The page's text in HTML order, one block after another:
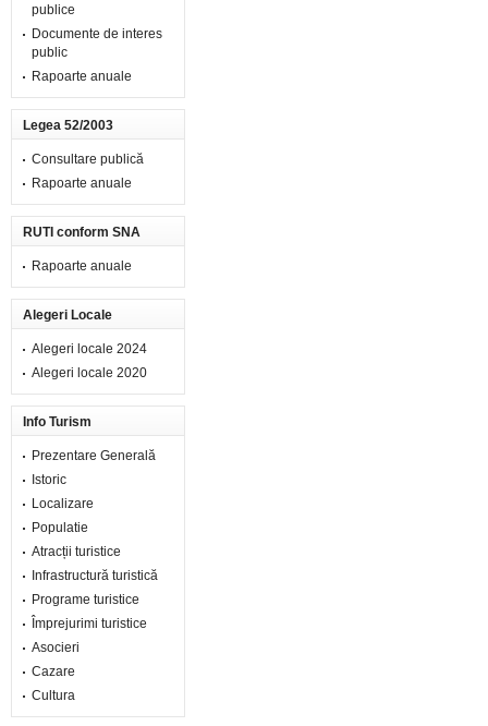
publice
Documente de interes
public
Rapoarte anuale
Legea 52/2003
Consultare publică
Rapoarte anuale
RUTI conform SNA
Rapoarte anuale
Alegeri Locale
Alegeri locale 2024
Alegeri locale 2020
Info Turism
Prezentare Generală
Istoric
Localizare
Populatie
Atracții turistice
Infrastructură turistică
Programe turistice
Împrejurimi turistice
Asocieri
Cazare
Cultura